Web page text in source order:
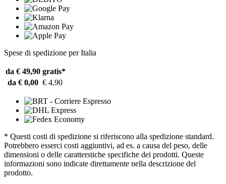
Spese di spedizione per Italia
da € 49,90 gratis*
da € 0,00 € 4,90
* Questi costi di spedizione si riferiscono alla spedizione standard.
Potrebbero esserci costi aggiuntivi, ad es. a causa del peso, delle
dimensioni o delle caratterstiche specifiche dei prodotti. Queste
informazioni sono indicate direttamente nella descrizione del
prodotto.